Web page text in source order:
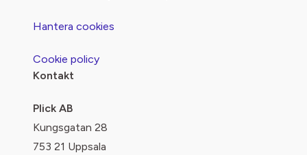
Hantera cookies
Cookie policy
Kontakt
Plick AB
Kungsgatan 28
753 21 Uppsala